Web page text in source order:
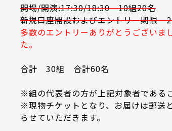
開場/開演:17:30/18:30 10組20名
新規口座開設およびエントリー期限
多数のエントリーありがとうございま
た。
合計 30組 合計60名
※組の代表者の方が上記対象者である
※現物チケットとなり、お届けは郵送
らせていただきます。